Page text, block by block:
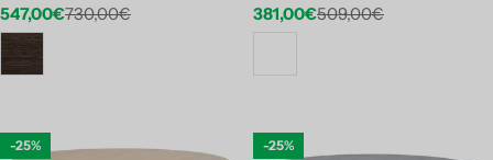
Etuhinta
547,00€
Normaalihinta
730,00€
Etuhinta
381,00€
Normaalihinta
509,00€
-25% -25%